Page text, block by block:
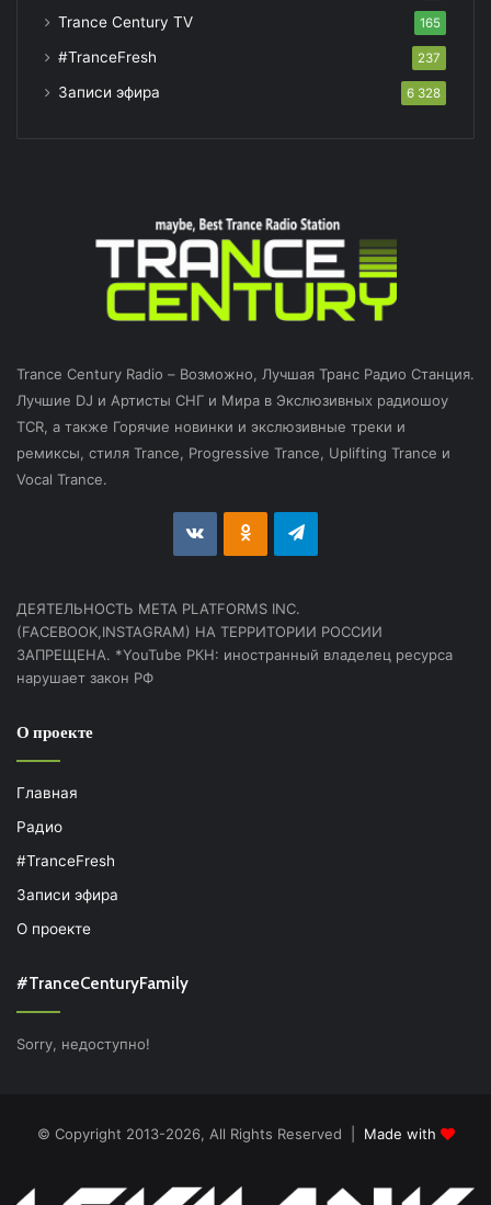
Trance Century TV 165
#TranceFresh 237
Записи эфира 6 328
Trance Century Radio – Возможно, Лучшая Транс Радио Станция.
Лучшие DJ и Артисты СНГ и Мира в Экслюзивных радиошоу
TCR, а также Горячие новинки и экслюзивные треки и
ремиксы, стиля Trance, Progressive Trance, Uplifting Trance и
Vocal Trance.
vk.com Odnoklassniki
Telegram
ДЕЯТЕЛЬНОСТЬ МЕТА PLATFORMS INC.
(FACEBOOK,INSTAGRAM) НА ТЕРРИТОРИИ РОССИИ
ЗАПРЕЩЕНА. *YouTube РКН: иностранный владелец ресурса
нарушает закон РФ
О проекте
Главная
Радио
#TranceFresh
Записи эфира
О проекте
#TranceCenturyFamily
Sorry, недоступно!
© Copyright 2013-2026, All Rights Reserved | Made with